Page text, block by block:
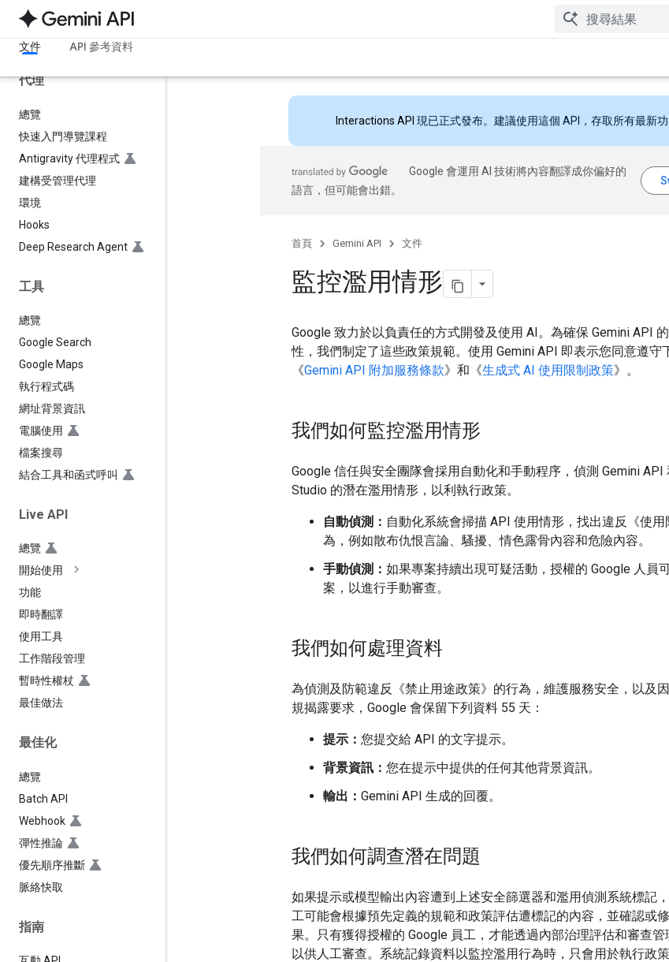
文件 API 參考資料
函式呼叫
長脈絡
代理
總覽
快速入門導覽課程
Antigravity 代理程式
建構受管理代理
環境
Hooks
Deep Research Agent
工具
總覽
Google Search
Google Maps
執行程式碼
網址背景資訊
電腦使用
檔案搜尋
結合工具和函式呼叫
Live API
總覽
開始使用
功能
即時翻譯
使用工具
工作階段管理
暫時性權杖
最佳做法
最佳化
總覽
Batch API
Webhook
彈性推論
優先順序推斷
脈絡快取
指南
Interactions API 現已正式發布。建議使用這個 API，存取所有最新功
Google 會運用 AI 技術將內容翻譯成你偏好的
語言，但可能會出錯。
首頁 Gemini API 文件
監控濫用情形
Google 致力於以負責任的方式開發及使用 AI。為確保 Gemini API
性，我們制定了這些政策規範。使用 Gemini API 即表示您同意遵守
《Gemini API 附加服務條款》和《生成式 AI 使用限制政策》。
我們如何監控濫用情形
Google 信任與安全團隊會採用自動化和手動程序，偵測 Gemini API
Studio 的潛在濫用情形，以利執行政策。
自動偵測： 自動化系統會掃描 API 使用情形，找出違反《使
為，例如散布仇恨言論、騷擾、情色露骨內容和危險內容。
手動偵測： 如果專案持續出現可疑活動，授權的 Google 人員
案，以進行手動審查。
我們如何處理資料
為偵測及防範違反《禁止用途政策》的行為，維護服務安全，以及
規揭露要求，Google 會保留下列資料 55 天：
提示： 您提交給 API 的文字提示。
背景資訊： 您在提示中提供的任何其他背景資訊。
輸出： Gemini API 生成的回覆。
我們如何調查潛在問題
如果提示或模型輸出內容遭到上述安全篩選器和濫用偵測系統標記
工可能會根據預先定義的規範和政策評估遭標記的內容，並確認或
果。只有獲得授權的 Google 員工，才能透過內部治理評估和審查
以供人工審查。系統記錄資料以監控濫用行為時，只會用於執行政